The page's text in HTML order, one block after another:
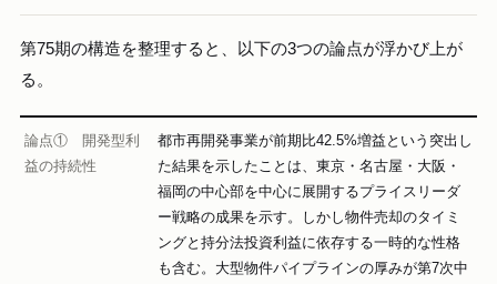
第75期の構造を整理すると、以下の3つの論点が浮かび上が
る。
論点① 開発型利
益の持続性
都市再開発事業が前期比42.5%増益という突出し
た結果を示したことは、東京・名古屋・大阪・
福岡の中心部を中心に展開するプライスリーダ
ー戦略の成果を示す。しかし物件売却のタイミ
ングと持分法投資利益に依存する一時的な性格
も含む。大型物件パイプラインの厚みが第7次中